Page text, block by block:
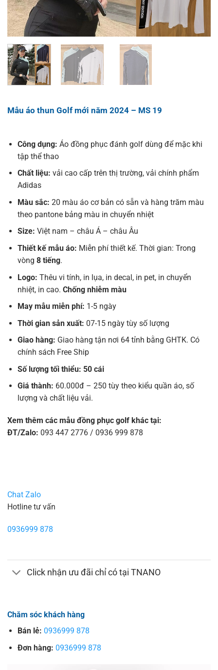
Mẫu áo thun Golf mới năm 2024 – MS 19
Công dụng: Áo đồng phục đánh golf dùng để mặc khi
tập thể thao
Chất liệu: vải cao cấp trên thị trường, vải chính phẩm
Adidas
Màu sắc: 20 màu áo cơ bản có sẵn và hàng trăm màu
theo pantone bảng màu in chuyển nhiệt
Size: Việt nam – châu Á – châu Âu
Thiết kế mẫu áo: Miễn phí thiết kế. Thời gian: Trong
vòng 8 tiếng.
Logo: Thêu vi tính, in lụa, in decal, in pet, in chuyển
nhiệt, in cao. Chống nhiễm màu
May mẫu miễn phí: 1-5 ngày
Thời gian sản xuất: 07-15 ngày tùy số lượng
Giao hàng: Giao hàng tận nơi 64 tỉnh bằng GHTK. Có
chính sách Free Ship
Số lượng tối thiểu: 50 cái
Giá thành: 60.000đ – 250 tùy theo kiểu quần áo, số
lượng và chất liệu vải.
Xem thêm các mẫu đồng phục golf khác tại:
ĐT/Zalo: 093 447 2776 / 0936 999 878
Chat Zalo
Hotline tư vấn
0936999 878
Click nhận ưu đãi chỉ có tại TNANO
Chăm sóc khách hàng
Bán lẻ: 0936999 878
Đơn hàng: 0936999 878